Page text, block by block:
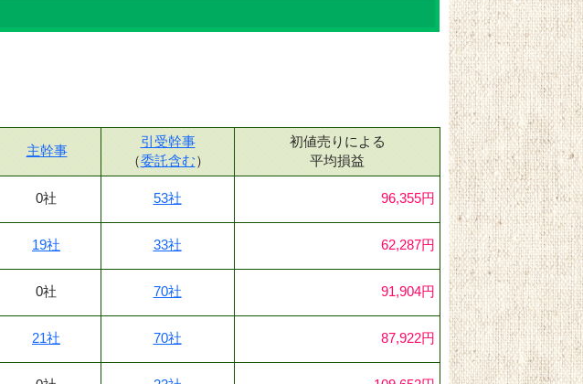
主幹事
引受幹事
（委託含む）
初値売りによる
平均損益
0社 53社 96,355円
19社 33社 62,287円
0社 70社 91,904円
21社 70社 87,922円